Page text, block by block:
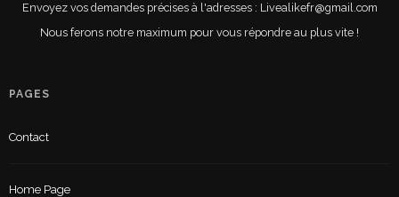
Envoyez vos demandes précises à l'adresses : Livealikefr@gmail.com
Nous ferons notre maximum pour vous répondre au plus vite !
PAGES
Contact
Home Page